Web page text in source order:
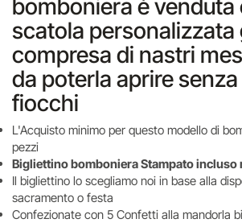
bomboniera è venduta
scatola personalizzata
compresa di nastri
da poterla aprire
fiocchi
L'Acquisto minimo per questo modello di
pezzi
Bigliettino bomboniera Stampato incluso
Il bigliettino lo scegliamo noi in base alla
sacramento o festa
Confezionate con 5 Confetti alla mandorla